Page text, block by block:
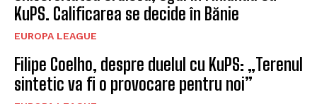
KuPS. Calificarea se decide în Bănie
EUROPA LEAGUE
Filipe Coelho, despre duelul cu KuPS: „Terenul
sintetic va fi o provocare pentru noi”